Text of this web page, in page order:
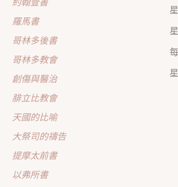
羅馬書
哥林多後書
哥林多教會
創傷與醫治
腓立比教會
天國的比喻
大祭司的禱告
提摩太前書
以弗所書